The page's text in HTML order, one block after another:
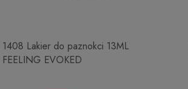
1408 Lakier do paznokci 13ML
FEELING EVOKED